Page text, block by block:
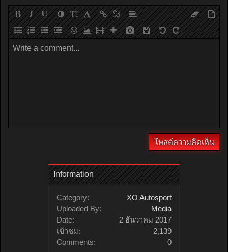
Write a comment...
Information
Category:
XO Autosport
Uploaded By:
Media
Date:
2 ธันวาคม 2017
เข้าชม:
2,139
Comments:
0